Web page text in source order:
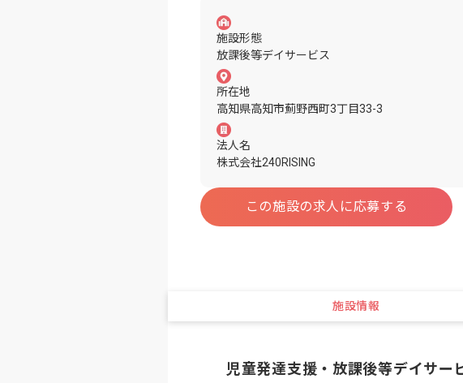
施設形態
放課後等デイサービス
所在地
高知県高知市薊野西町3丁目33-3
法人名
株式会社240RISING
この施設の求人に応募する
施設情報
児童発達支援・放課後等デイサー